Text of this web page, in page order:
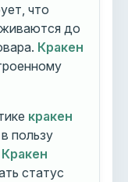
что
до
Кракен
кракен
пользу
Кракен
статус